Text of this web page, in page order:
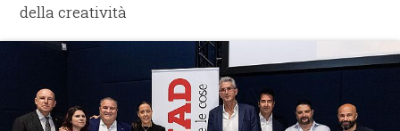
della creatività